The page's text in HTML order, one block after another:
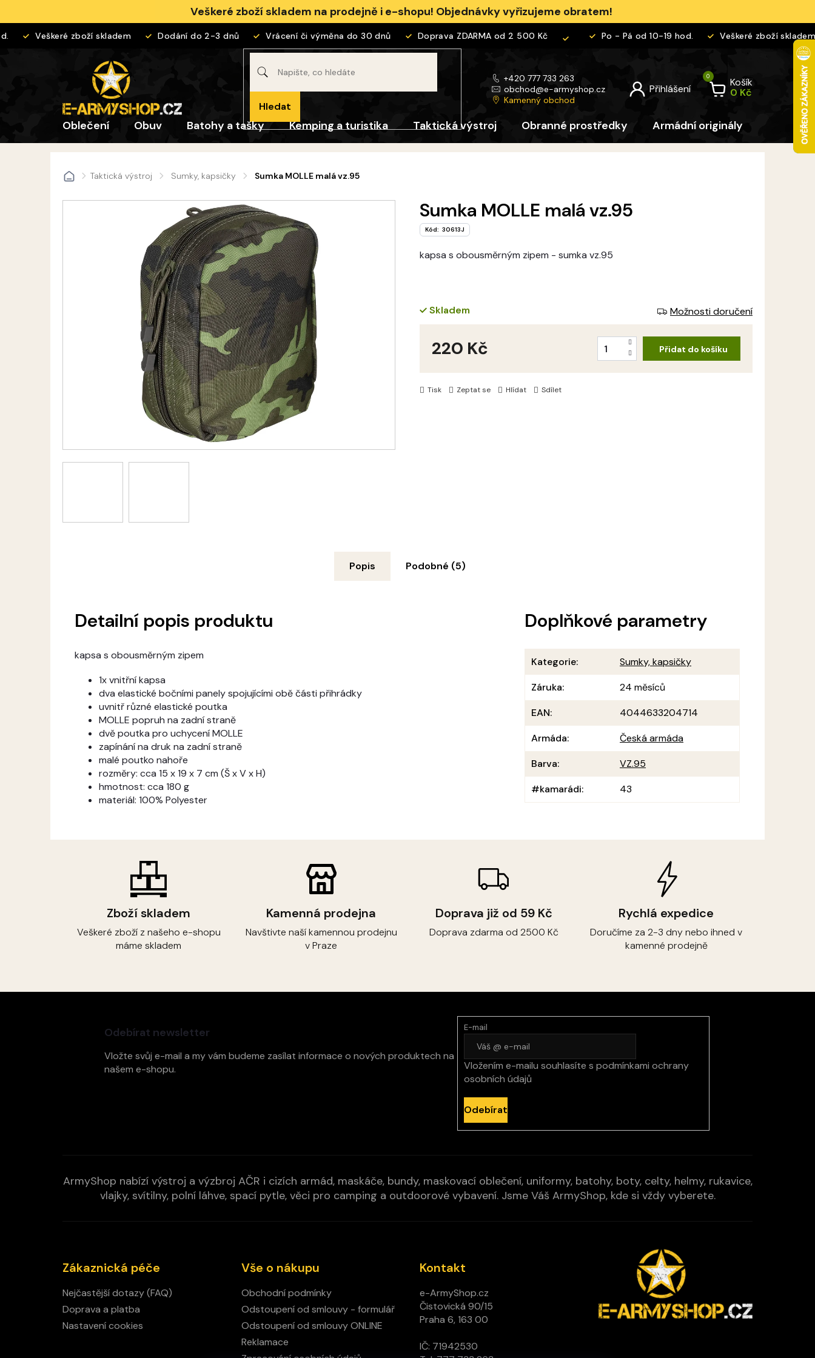
obsah
Veškeré zboží skladem na prodejně i e-shopu! Objednávky vyřizujeme obratem!
Veškeré zboží skladem Dodání do 2-3 dnů Vrácení či výměna do 30 dnů Doprava ZDARMA od 2 500 Kč Po - Pá od 10-19 hod. Veškeré zboží skladem
Hledat
+420 777 733 263
obchod@e-armyshop.cz
Kamenný obchod
Košík
Oblečení Obuv Batohy a tašky Kemping a turistika Taktická výstroj Obranné prostředky Armádní originály Pro děti
DomůTaktická výstroj Sumky, kapsičky Sumka MOLLE malá vz.95
kapsa s obousměrným zipem - sumka vz.95
Tisk Zeptat se Hlídat Sdílet
Sumka MOLLE malá vz.95
Kód: 30613J
Skladem Možnosti doručení
220 Kč Přidat do košíku
Zboží skladem
Veškeré zboží z našeho e-shopu
máme skladem
Kamenná prodejna
Navštivte naší kamennou prodejnu
v Praze
Doprava již od 59 Kč
Doprava zdarma od 2500 Kč
Rychlá expedice
Doručíme za 2-3 dny nebo ihned v
kamenné prodejně
Popis Podobné (5)
Detailní popis produktu
kapsa s obousměrným zipem
1x vnitřní kapsa
dva elastické bočními panely spojujícími obě části přihrádky
uvnitř různé elastické poutka
MOLLE popruh na zadní straně
dvě poutka pro uchycení MOLLE
zapínání na druk na zadní straně
malé poutko nahoře
rozměry: cca 15 x 19 x 7 cm (Š x V x H)
hmotnost: cca 180 g
materiál: 100% Polyester
Doplňkové parametry
Kategorie:
Sumky, kapsičky
Záruka:
24 měsíců
EAN:
4044633204714
Armáda:
Česká armáda
Barva:
VZ.95
#kamarádi: 43
Odebírat newsletter
Vložte svůj e-mail a my vám budeme zasílat informace o nových produktech na
našem e-shopu.
E-mail
Vložením e-mailu souhlasíte s podmínkami ochrany
osobních údajů
Odebírat
ArmyShop nabízí výstroj a výzbroj AČR i cizích armád, maskáče, bundy, maskovací oblečení, uniformy, batohy, boty, celty, helmy, rukavice,
vlajky, svítilny, polní láhve, spací pytle, věci pro camping a outdoorové vybavení. Jsme Váš ArmyShop, kde si vždy vyberete.
Zákaznická péče
Nejčastější dotazy (FAQ)
Doprava a platba
Nastavení cookies
Vše o nákupu
Obchodní podmínky
Odstoupení od smlouvy - formulář
Odstoupení od smlouvy ONLINE
Reklamace
Kontakt
e-ArmyShop.cz
Čistovická 90/15
Praha 6, 163 00
IČ: 71942530